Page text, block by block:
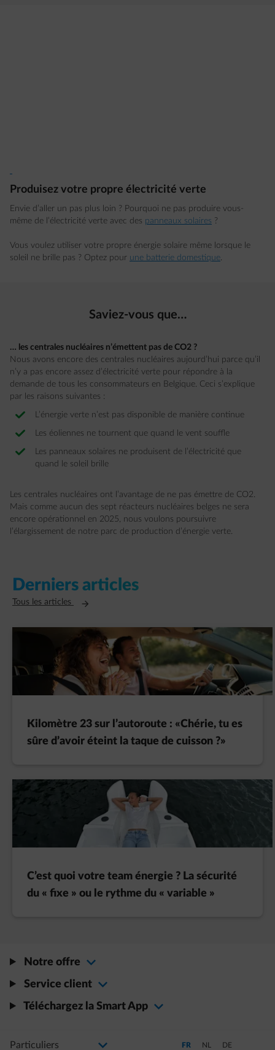
Produisez votre propre électricité verte
Envie d’aller un pas plus loin ? Pourquoi ne pas produire vous-
même de l’électricité verte avec des panneaux solaires ?
Vous voulez utiliser votre propre énergie solaire même lorsque le
soleil ne brille pas ? Optez pour une batterie domestique.
Saviez-vous que…
… les centrales nucléaires n’émettent pas de CO2 ?
Nous avons encore des centrales nucléaires aujourd’hui parce qu’il
n’y a pas encore assez d’électricité verte pour répondre à la
demande de tous les consommateurs en Belgique. Ceci s’explique
par les raisons suivantes :
L’énergie verte n’est pas disponible de manière continue
Les éoliennes ne tournent que quand le vent souffle
Les panneaux solaires ne produisent de l’électricité que
quand le soleil brille
Les centrales nucléaires ont l’avantage de ne pas émettre de CO2.
Mais comme aucun des sept réacteurs nucléaires belges ne sera
encore opérationnel en 2025, nous voulons poursuivre
l’élargissement de notre parc de production d’énergie verte.
Derniers articles
Tous les articles Ouvre un nouvel onglet
Kilomètre 23 sur l’autoroute : «Chérie, tu es
sûre d’avoir éteint la taque de cuisson ?»
C’est quoi votre team énergie ? La sécurité
du « fixe » ou le rythme du « variable »
Notre offre
Service client
Téléchargez la Smart App
Sélectionnez votre profil
La modification de la sélection permettra d'accéder à une nouvelle page
Passer en Français (Langue
FR Passer en Néerlandais
NL Passer en
DE